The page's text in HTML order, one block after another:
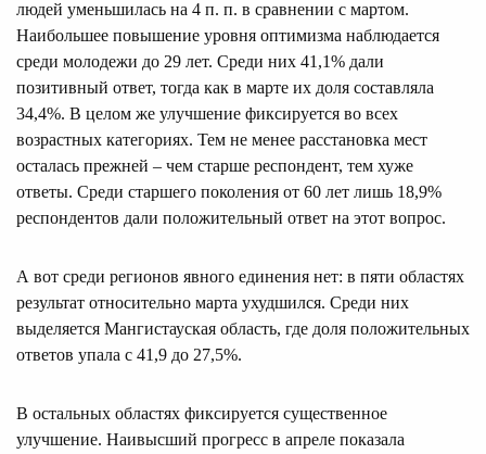
людей уменьшилась на 4 п. п. в сравнении с мартом.
Наибольшее повышение уровня оптимизма наблюдается
среди молодежи до 29 лет. Среди них 41,1% дали
позитивный ответ, тогда как в марте их доля составляла
34,4%. В целом же улучшение фиксируется во всех
возрастных категориях. Тем не менее расстановка мест
осталась прежней – чем старше респондент, тем хуже
ответы. Среди старшего поколения от 60 лет лишь 18,9%
респондентов дали положительный ответ на этот вопрос.
А вот среди регионов явного единения нет: в пяти областях
результат относительно марта ухудшился. Среди них
выделяется Мангистауская область, где доля положительных
ответов упала с 41,9 до 27,5%.
В остальных областях фиксируется существенное
улучшение. Наивысший прогресс в апреле показала